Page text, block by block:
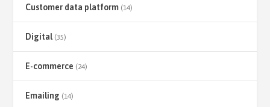
Customer data platform (14)
Digital(35)
E-commerce (24)
Emailing (14)